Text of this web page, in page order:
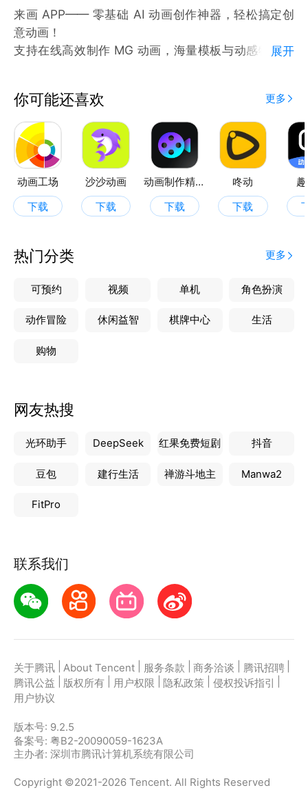
来画 APP—— 零基础 AI 动画创作神器，轻松搞定创
意动画！
支持在线高效制作 MG 动画，海量模板与动感特效随
动动画，省时又省力；
搭载 AI 一键生成动画能力，输入想法即可自动生成创
意动画，高效出片无压力。
自媒体短视频、企业宣传、教学演示、创意动画，一站
式轻松创作！
法:
电话：4008126909
邮箱：user@laihua.com
公众号：ilaihua
们在线等候~
展开
你可能还喜欢 更多
动画工场
下载
沙沙动画
下载
动画制作精灵
下载
咚动
下载
热门分类 更多
可预约 视频 单机 角色扮演
动作冒险 休闲益智 棋牌中心 生活
购物
网友热搜
光环助手 DeepSeek 红果免费短剧 抖音
豆包 建行生活 禅游斗地主 Manwa2
FitPro
联系我们
关于腾讯 About Tencent 服务条款 商务洽谈 腾讯招聘
腾讯公益
版权所有 用户权限 隐私政策 侵权投诉指引
用户协议
版本号: 9.2.5
备案号: 粤B2-20090059-1623A
主办者: 深圳市腾讯计算机系统有限公司
Copyright ©2021-2026 Tencent. All Rights Reserved